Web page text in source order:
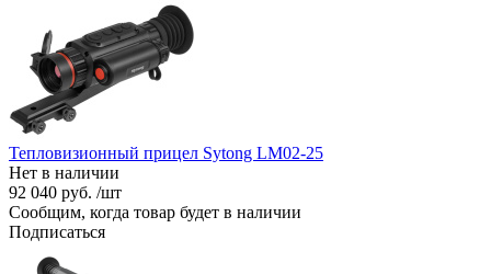
Тепловизионный прицел Sytong LM02-25
Нет в наличии
92 040 руб. /шт
Сообщим, когда товар будет в наличии
Подписаться